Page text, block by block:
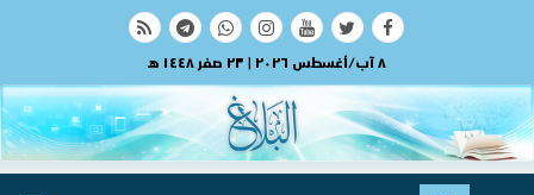
٨ آب/أغسطس ٢٠٢٦ | ٢٣ صفر ١٤٤٨ هـ